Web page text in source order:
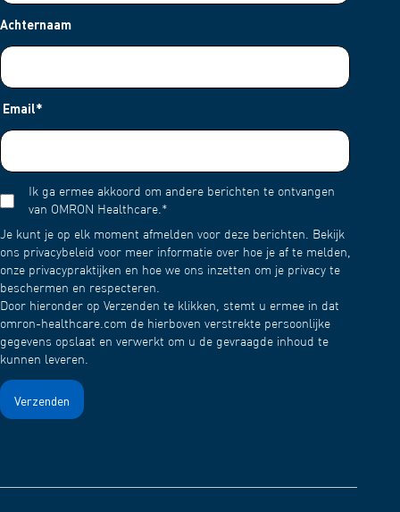
Achternaam
Email*
Ik ga ermee akkoord om andere berichten te ontvangen
van OMRON Healthcare. *
Je kunt je op elk moment afmelden voor deze berichten. Bekijk
ons privacybeleid voor meer informatie over hoe je af te melden,
onze privacypraktijken en hoe we ons inzetten om je privacy te
beschermen en respecteren.
Door hieronder op Verzenden te klikken, stemt u ermee in dat
omron-healthcare.com de hierboven verstrekte persoonlijke
gegevens opslaat en verwerkt om u de gevraagde inhoud te
kunnen leveren.